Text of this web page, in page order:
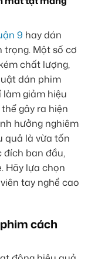
9 hay dán
trọng. Một số cơ
chất lượng,
dán phim
giảm hiệu
gây ra hiện
hưởng nghiêm
quả là vừa tốn
đích ban đầu,
Hãy lựa chọn
tay nghề cao
cách